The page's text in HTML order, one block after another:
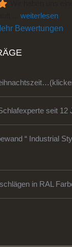
weiterlesen
Bewertungen
seit 12
“ Industrial
in RAL